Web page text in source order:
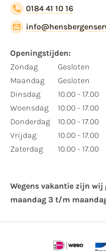
0184 41 10 16
Openingstijden:
Zondag
Maandag
Dinsdag
Woensdag
Donderdag
Vrijdag
Zaterdag
Gesloten
Gesloten
10.00 - 17.00
10.00 - 17.00
10.00 - 17.00
10.00 - 17.00
10.00 - 17.00
Wegens vakantie zijn wij
maandag 3 t/m